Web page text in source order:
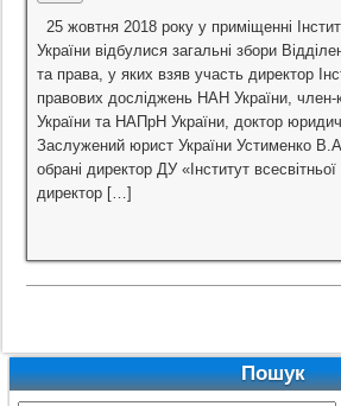
25 жовтня 2018 року у приміщенні
України відбулися загальні збори
та права, у яких взяв участь директор
правових досліджень НАН України,
України та НАПрН України, доктор
Заслужений юрист України Устименко
обрані директор ДУ «Інститут
директор […]
Пошук